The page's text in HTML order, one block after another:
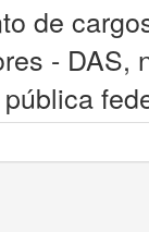
de
-